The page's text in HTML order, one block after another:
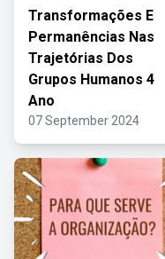
Transformações E
Permanências Nas
Trajetórias Dos
Grupos Humanos 4
Ano
07 September 2024